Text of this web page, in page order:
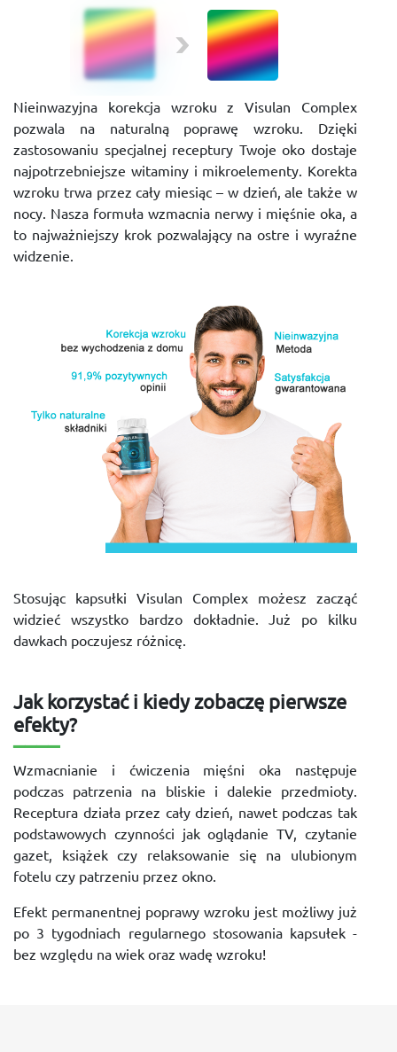
Nieinwazyjna korekcja wzroku z Visulan Complex
pozwala na naturalną poprawę wzroku. Dzięki
zastosowaniu specjalnej receptury Twoje oko dostaje
najpotrzebniejsze witaminy i mikroelementy. Korekta
wzroku trwa przez cały miesiąc – w dzień, ale także w
nocy. Nasza formuła wzmacnia nerwy i mięśnie oka, a
to najważniejszy krok pozwalający na ostre i wyraźne
widzenie.
Stosując kapsułki Visulan Complex możesz zacząć
widzieć wszystko bardzo dokładnie. Już po kilku
dawkach poczujesz różnicę.
Jak korzystać i kiedy zobaczę pierwsze
efekty?
Wzmacnianie i ćwiczenia mięśni oka następuje
podczas patrzenia na bliskie i dalekie przedmioty.
Receptura działa przez cały dzień, nawet podczas tak
podstawowych czynności jak oglądanie TV, czytanie
gazet, książek czy relaksowanie się na ulubionym
fotelu czy patrzeniu przez okno.
Efekt permanentnej poprawy wzroku jest możliwy już
po 3 tygodniach regularnego stosowania kapsułek -
bez względu na wiek oraz wadę wzroku!